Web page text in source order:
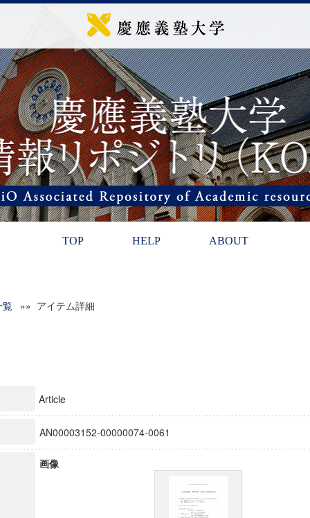
TOP HELP ABOUT
覧 »» アイテム詳細
Article
AN00003152-00000074-0061
画像